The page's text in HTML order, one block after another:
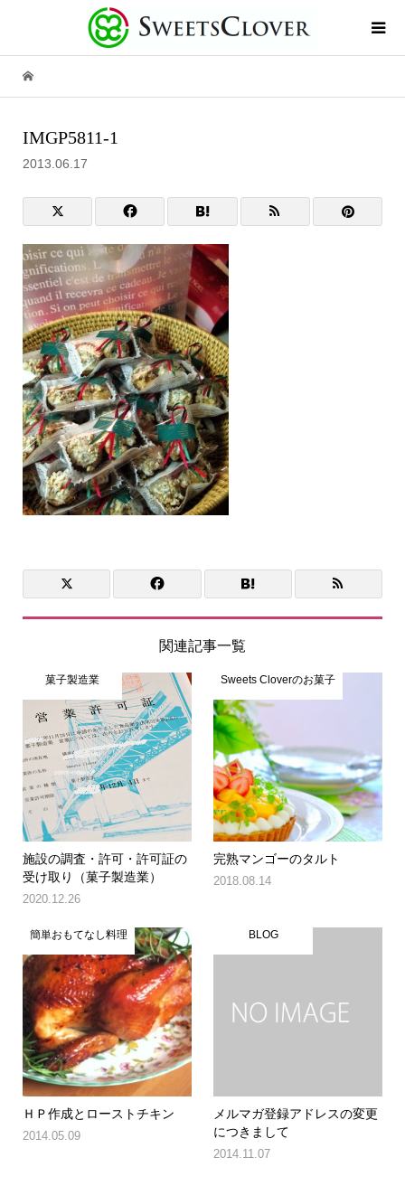
IMGP5811-1
2013.06.17
関連記事一覧
菓子製造業
施設の調査・許可・許可証の
受け取り（菓子製造業）
2020.12.26
Sweets Cloverのお菓子
完熟マンゴーのタルト
2018.08.14
簡単おもてなし料理
ＨＰ作成とローストチキン
2014.05.09
BLOG
メルマガ登録アドレスの変更
につきまして
2014.11.07